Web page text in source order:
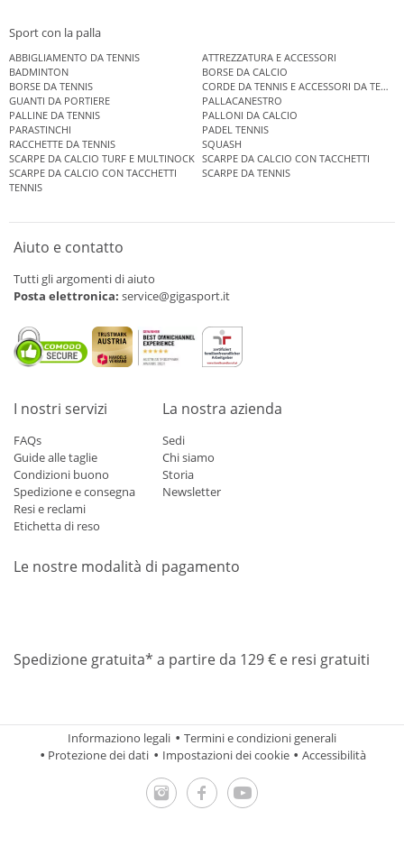
Sport con la palla
ABBIGLIAMENTO DA TENNIS
ATTREZZATURA E ACCESSORI
BADMINTON
BORSE DA CALCIO
BORSE DA TENNIS
CORDE DA TENNIS E ACCESSORI DA TENNIS
GUANTI DA PORTIERE
PALLACANESTRO
PALLINE DA TENNIS
PALLONI DA CALCIO
PARASTINCHI
PADEL TENNIS
RACCHETTE DA TENNIS
SQUASH
SCARPE DA CALCIO TURF E MULTINOCK SCARPE DA CALCIO CON TACCHETTI
SCARPE DA CALCIO CON TACCHETTI
SCARPE DA TENNIS
TENNIS
Aiuto e contatto
Tutti gli argomenti di aiuto
Posta elettronica: service@gigasport.it
I nostri servizi
FAQs
Guide alle taglie
Condizioni buono
Spedizione e consegna
Resi e reclami
Etichetta di reso
La nostra azienda
Sedi
Chi siamo
Storia
Newsletter
Le nostre modalità di pagamento
Spedizione gratuita* a partire da 129 € e resi gratuiti
Informaziono legali
Termini e condizioni generali
Protezione dei dati
Impostazioni dei cookie Accessibilità